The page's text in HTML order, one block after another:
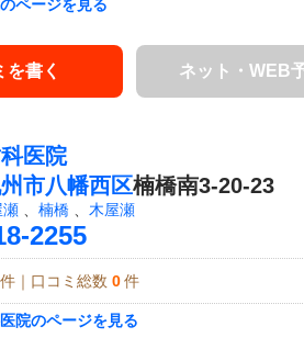
ページを見る
を書く ネット・WEB
医院
市八幡西区楠橋南3-20-23
瀬 、 楠橋 、 木屋瀬
2255
件｜口コミ総数 0 件
院のページを見る